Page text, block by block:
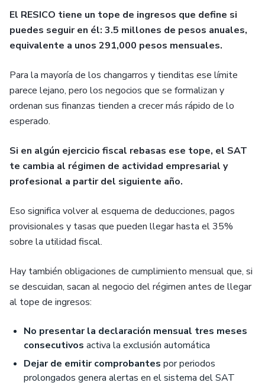
El RESICO tiene un tope de ingresos que define si
puedes seguir en él: 3.5 millones de pesos anuales,
equivalente a unos 291,000 pesos mensuales.
Para la mayoría de los changarros y tienditas ese límite
parece lejano, pero los negocios que se formalizan y
ordenan sus finanzas tienden a crecer más rápido de lo
esperado.
Si en algún ejercicio fiscal rebasas ese tope, el SAT
te cambia al régimen de actividad empresarial y
profesional a partir del siguiente año.
Eso significa volver al esquema de deducciones, pagos
provisionales y tasas que pueden llegar hasta el 35%
sobre la utilidad fiscal.
Hay también obligaciones de cumplimiento mensual que, si
se descuidan, sacan al negocio del régimen antes de llegar
al tope de ingresos:
No presentar la declaración mensual tres meses
consecutivos activa la exclusión automática
Dejar de emitir comprobantes por periodos
prolongados genera alertas en el sistema del SAT